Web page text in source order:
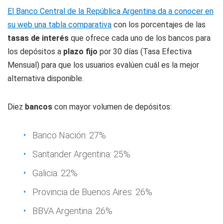
El Banco Central de la República Argentina da a conocer en
su web una tabla comparativa con los porcentajes de las
tasas de interés que ofrece cada uno de los bancos para
los depósitos a plazo fijo por 30 días (Tasa Efectiva
Mensual) para que los usuarios evalúen cuál es la mejor
alternativa disponible.
Diez bancos con mayor volumen de depósitos:
Banco Nación: 27%
Santander Argentina: 25%
Galicia: 22%
Provincia de Buenos Aires: 26%
BBVA Argentina: 26%